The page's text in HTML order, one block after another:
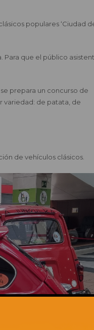
populares ‘Ciudad
Para que el público
prepara un concurso de
variedad: de patata, de
de vehículos clásicos.